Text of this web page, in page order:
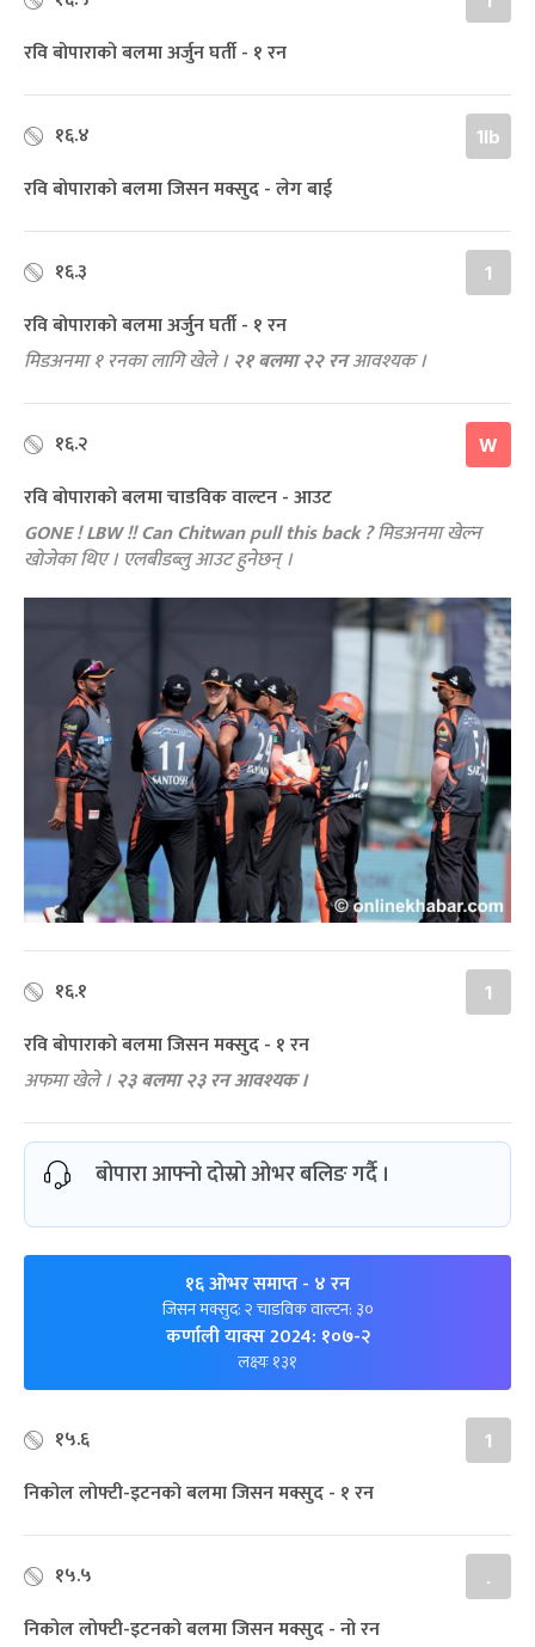
रवि बोपाराको बलमा अर्जुन घर्ती - १ रन
१६.४ 1lb
रवि बोपाराको बलमा जिसन मक्सुद - लेग बाई
१६.३ 1
रवि बोपाराको बलमा अर्जुन घर्ती - १ रन
मिडअनमा १ रनका लागि खेले ।२१ बलमा २२ रनआवश्यक ।
१६.२ W
रवि बोपाराको बलमा चाडविक वाल्टन - आउट
GONE ! LBW !! Can Chitwan pull this back ?मिडअनमा खेल्न
खोजेका थिए । एलबीडब्लु आउट हुनेछन् ।
१६.१ 1
रवि बोपाराको बलमा जिसन मक्सुद - १ रन
अफमा खेले ।२३ बलमा २३ रन आवश्यक ।
बोपारा आफ्नो दोस्रो ओभर बलिङ गर्दै ।
१६ ओभर समाप्त- ४ रन
जिसन मक्सुद: २ चाडविक वाल्टन: ३०
कर्णाली याक्स 2024: १०७-२
लक्ष्यः १३१
१५.६ 1
निकोल लोफ्टी-इटनको बलमा जिसन मक्सुद - १ रन
१५.५ .
निकोल लोफ्टी-इटनको बलमा जिसन मक्सुद - नो रन